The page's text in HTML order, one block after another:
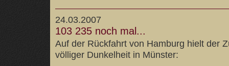
24.03.2007
103 235 noch mal...
Auf der Rückfahrt von Hamburg hielt der
völliger Dunkelheit in Münster: